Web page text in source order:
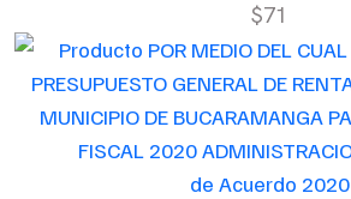
$71
de Acuerdo 2020